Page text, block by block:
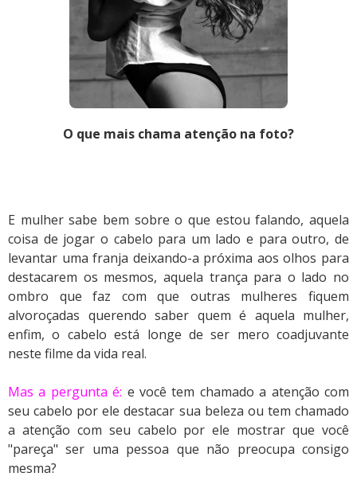
O que mais chama atenção na foto?
E mulher sabe bem sobre o que estou falando, aquela
coisa de jogar o cabelo para um lado e para outro, de
levantar uma franja deixando-a próxima aos olhos para
destacarem os mesmos, aquela trança para o lado no
ombro que faz com que outras mulheres fiquem
alvoroçadas querendo saber quem é aquela mulher,
enfim, o cabelo está longe de ser mero coadjuvante
neste filme da vida real.
Mas a pergunta é: e você tem chamado a atenção com
seu cabelo por ele destacar sua beleza ou tem chamado
a atenção com seu cabelo por ele mostrar que você
"pareça" ser uma pessoa que não preocupa consigo
mesma?